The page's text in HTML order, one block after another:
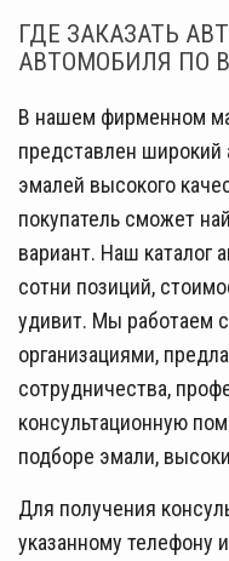
ГДЕ ЗАКАЗАТЬ
АВТОМОБИЛЯ ПО
В нашем фирменном
представлен
эмалей высокого
покупатель сможет
вариант. Наш каталог
сотни позиций,
удивит. Мы работаем
организациями,
сотрудничества,
консультационную
подборе эмали,
Для получения
указанному телефону